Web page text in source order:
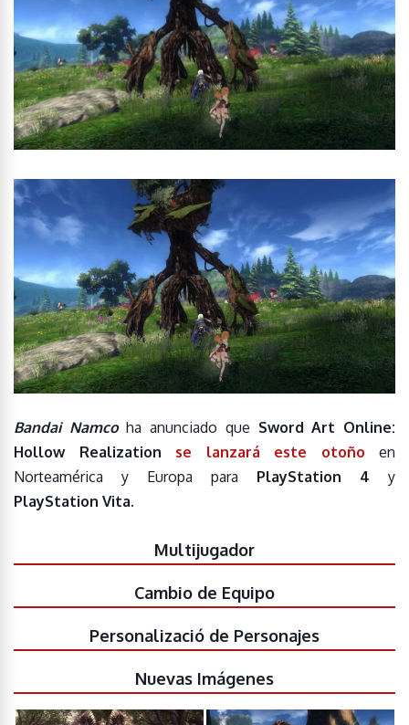
Bandai Namco ha anunciado que Sword Art Online:
Hollow Realization
se lanzará este otoño en
Norteamérica y Europa para PlayStation 4 y
PlayStation Vita.
Multijugador
Cambio de Equipo
Personalizació de Personajes
Nuevas Imágenes